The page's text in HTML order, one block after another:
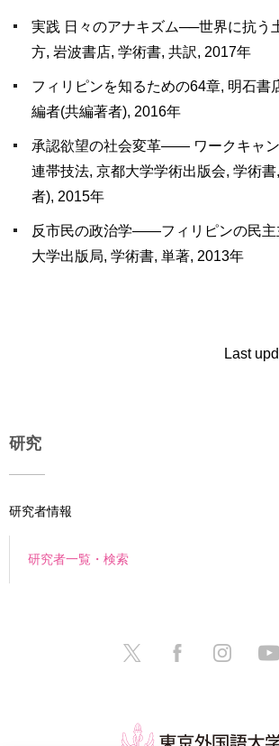
実践 日々のアナキズム──世界に抗う
方, 岩波書店, 学術書, 共訳, 2017年
フィリピンを知るための64章, 明石書
編者(共編著者), 2016年
承認欲望の社会変革―― ワークキャ
連帯技法, 京都大学学術出版会, 学術
者), 2015年
反市民の政治学――フィリピンの民主
大学出版局, 学術書, 単著, 2013年
Last
研究
研究者情報
研究者一覧・検索